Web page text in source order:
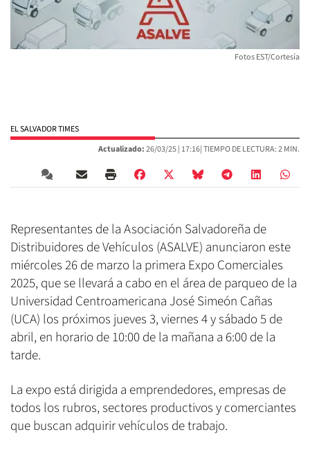
Fotos EST/Cortesía
EL SALVADOR TIMES
Actualizado:26/03/25 | 17:16| TIEMPO DE LECTURA: 2 MIN.
Representantes de la Asociación Salvadoreña de
Distribuidores de Vehículos (ASALVE) anunciaron este
miércoles 26 de marzo la primera Expo Comerciales
2025, que se llevará a cabo en el área de parqueo de la
Universidad Centroamericana José Simeón Cañas
(UCA) los próximos jueves 3, viernes 4 y sábado 5 de
abril, en horario de 10:00 de la mañana a 6:00 de la
tarde.
La expo está dirigida a emprendedores, empresas de
todos los rubros, sectores productivos y comerciantes
que buscan adquirir vehículos de trabajo.